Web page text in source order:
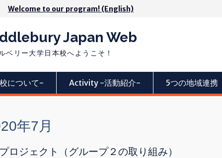
Welcome to our program! (English)
Japan Web
ベリー大学日本校へようこそ！
について- Activity -活動紹介- 5つの地域連携
年7月
ロジェクト（グループ２の取り組み）